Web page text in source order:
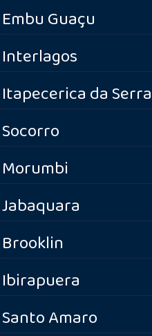
Embu Guaçu
Interlagos
Itapecerica da Serra
Socorro
Morumbi
Jabaquara
Brooklin
Ibirapuera
Santo Amaro